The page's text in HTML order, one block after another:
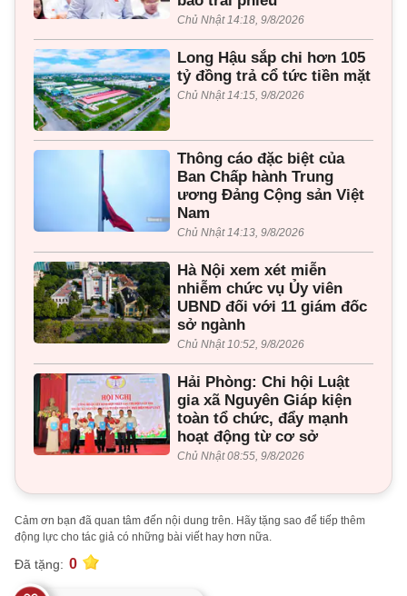
Chủ Nhật 14:18, 9/8/2026
Long Hậu sắp chi hơn 105
tỷ đồng trả cổ tức tiền mặt
Chủ Nhật 14:15, 9/8/2026
Thông cáo đặc biệt của
Ban Chấp hành Trung
ương Đảng Cộng sản Việt
Nam
Chủ Nhật 14:13, 9/8/2026
Hà Nội xem xét miễn
nhiễm chức vụ Ủy viên
UBND đối với 11 giám đốc
sở ngành
Chủ Nhật 10:52, 9/8/2026
Hải Phòng: Chi hội Luật
gia xã Nguyên Giáp kiện
toàn tổ chức, đẩy mạnh
hoạt động từ cơ sở
Chủ Nhật 08:55, 9/8/2026
Cảm ơn bạn đã quan tâm đến nội dung trên. Hãy tặng sao để tiếp thêm
động lực cho tác giả có những bài viết hay hơn nữa.
Đã tặng: 0